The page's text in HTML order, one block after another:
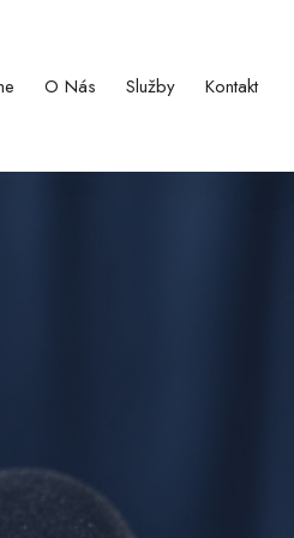
O Nás Služby Kontakt